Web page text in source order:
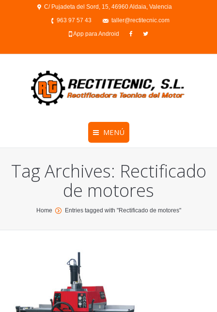
C/ Pujadeta del Sord, 15, 46960 Aldaia, Valencia
963 97 57 43
taller@rectitecnic.com
App para Android
MENÚ
Tag Archives: Rectificado
de motores
You are here:
Home Entries tagged with "Rectificado de motores"